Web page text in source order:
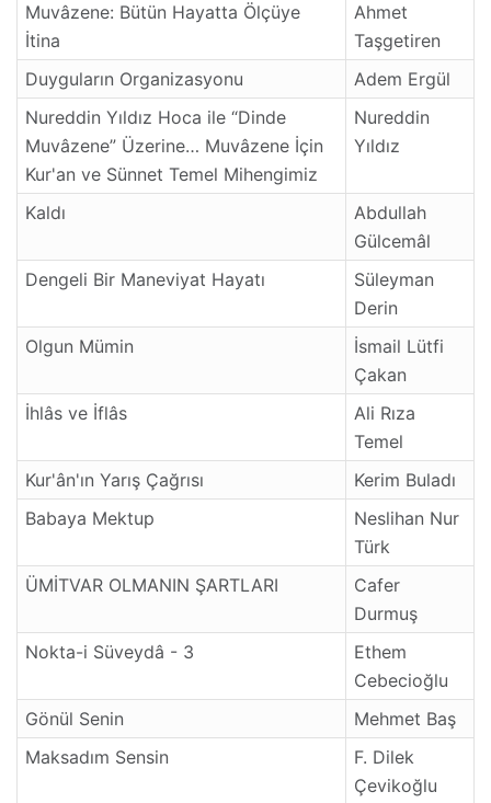
Muvâzene: Bütün Hayatta Ölçüye
İtina
Ahmet
Taşgetiren
Duyguların Organizasyonu
Adem Ergül
Nureddin Yıldız Hoca ile “Dinde
Muvâzene” Üzerine… Muvâzene İçin
Kur'an ve Sünnet Temel Mihengimiz
Nureddin
Yıldız
Kaldı
Abdullah
Gülcemâl
Dengeli Bir Maneviyat Hayatı
Süleyman
Derin
Olgun Mümin
İsmail Lütfi
Çakan
İhlâs ve İflâs
Ali Rıza
Temel
Kur'ân'ın Yarış Çağrısı
Kerim Buladı
Babaya Mektup
Neslihan Nur
Türk
ÜMİTVAR OLMANIN ŞARTLARI
Cafer
Durmuş
Nokta-i Süveydâ - 3
Ethem
Cebecioğlu
Gönül Senin
Mehmet Baş
Maksadım Sensin
F. Dilek
Çevikoğlu